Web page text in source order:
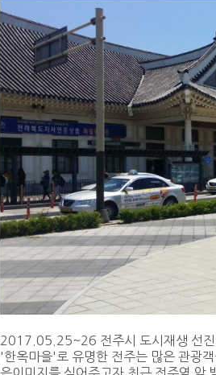
2017.05.25~26 전주시 도시재생 선진
'한옥마을'로 유명한 전주는 많은 관광